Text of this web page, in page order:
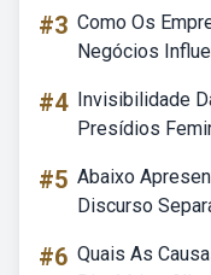
#3 Como Os
Negócios
#4 Invisibilidade
Presídios
#5 Abaixo
Discurso
#6 Quais As